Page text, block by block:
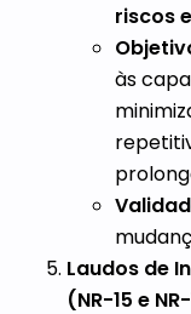
riscos
às
Laudos de
(NR-15 e